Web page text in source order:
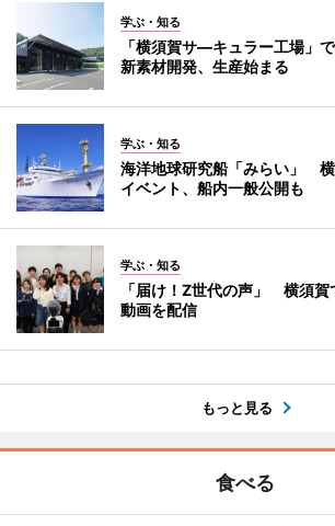
学ぶ・知る
「横須賀サ―キュラー工場」
新素材開発、生産始まる
学ぶ・知る
海洋地球研究船「みらい」
イベント、船内一般公開も
学ぶ・知る
「届け！Z世代の声」 横須賀
動画を配信
もっと見る
食べる